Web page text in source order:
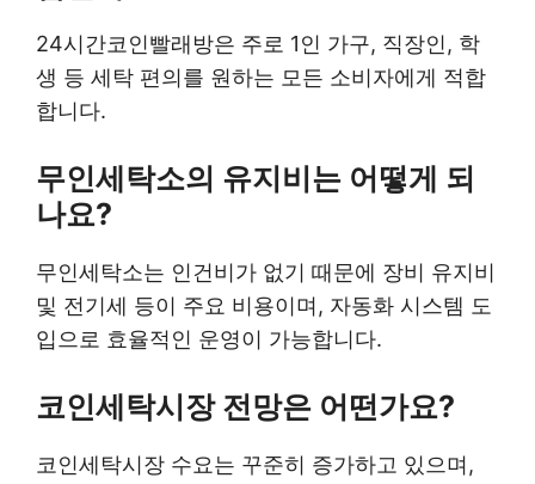
24시간코인빨래방은 주로 1인 가구, 직장인, 학
생 등 세탁 편의를 원하는 모든 소비자에게 적합
합니다.
무인세탁소의 유지비는 어떻게 되
나요?
무인세탁소는 인건비가 없기 때문에 장비 유지비
및 전기세 등이 주요 비용이며, 자동화 시스템 도
입으로 효율적인 운영이 가능합니다.
코인세탁시장 전망은 어떤가요?
코인세탁시장 수요는 꾸준히 증가하고 있으며,